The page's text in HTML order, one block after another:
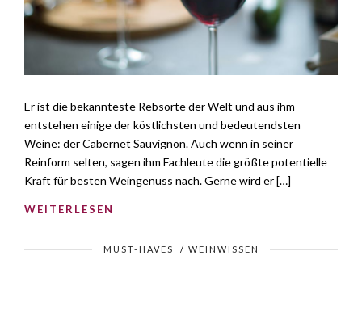
Er ist die bekannteste Rebsorte der Welt und aus ihm
entstehen einige der köstlichsten und bedeutendsten
Weine: der Cabernet Sauvignon. Auch wenn in seiner
Reinform selten, sagen ihm Fachleute die größte potentielle
Kraft für besten Weingenuss nach. Gerne wird er […]
WEITERLESEN
MUST-HAVES / WEINWISSEN